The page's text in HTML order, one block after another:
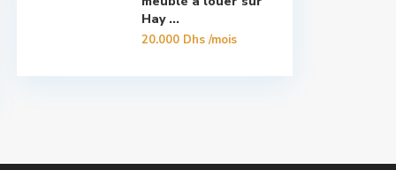
Hay ...
20.000 Dhs/mois